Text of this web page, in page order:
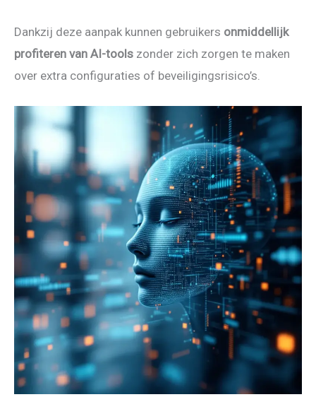
Dankzij deze aanpak kunnen gebruikers onmiddellijk
profiteren van AI-tools zonder zich zorgen te maken
over extra configuraties of beveiligingsrisico’s.